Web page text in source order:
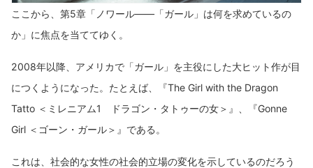
ここから、第5章「ノワール――「ガール」は何を求めているの
か」に焦点を当ててゆく。
2008年以降、アメリカで「ガール」を主役にした大ヒット作が目
につくようになった。たとえば、『The Girl with the Dragon
Tatto ＜ミレニアム1 ドラゴン・タトゥーの女＞』、『Gonne
Girl ＜ゴーン・ガール＞』である。
これは、社会的な女性の社会的立場の変化を示しているのだろう